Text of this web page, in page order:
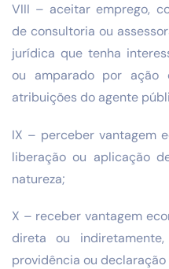
VIII – aceitar emprego,
de consultoria ou
jurídica que tenha
ou amparado por ação
atribuições do agente
IX – perceber vantagem
liberação ou aplicação
natureza;
X – receber vantagem
direta ou
providência ou